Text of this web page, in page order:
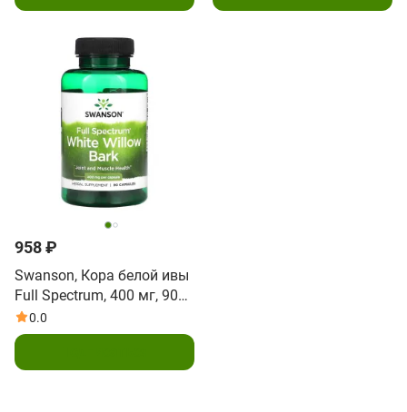
958 ₽
Swanson, Кора белой ивы
Full Spectrum, 400 мг, 90
капсул
0.0